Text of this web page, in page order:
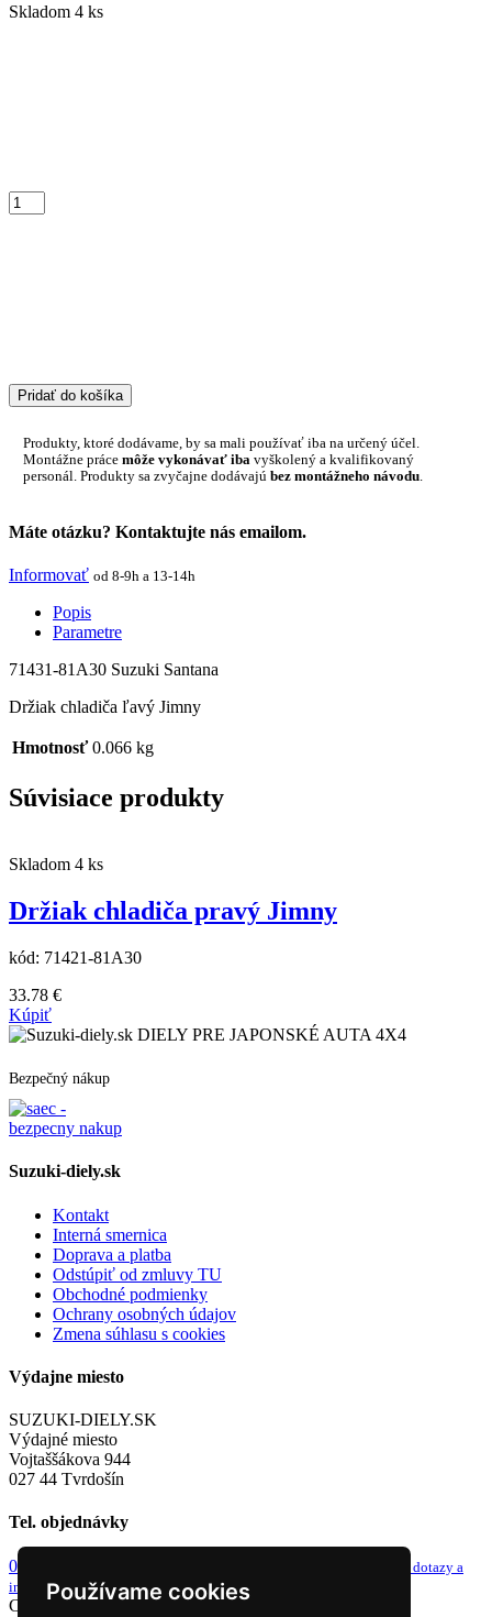
Používame cookies
Skladom 4 ks
Pridať do košíka
Produkty, ktoré dodávame, by sa mali používať iba na určený účel.
Montážne práce môže vykonávať iba vyškolený a kvalifikovaný
personál. Produkty sa zvyčajne dodávajú bez montážneho návodu
Máte otázku? Kontaktujte nás emailom.
Informovať od 8-9h a 13-14h
Popis
Parametre
71431-81A30 Suzuki Santana
Držiak chladiča ľavý Jimny
Hmotnosť 0.066 kg
Súvisiace produkty
Skladom 4 ks
Držiak chladiča pravý Jimny
kód: 71421-81A30
33.78 €
Kúpiť
DIELY PRE JAPONSKÉ AUTA 4X4
Bezpečný nákup
Suzuki-diely.sk
Kontakt
Interná smernica
Doprava a platba
Odstúpiť od zmluvy TU
Obchodné podmienky
Ochrany osobných údajov
Zmena súhlasu s cookies
Výdajne miesto
SUZUKI-DIELY.SK
Výdajné miesto
Vojtaššákova 944
027 44 Tvrdošín
Tel. objednávky
0949 243 982
email pre dotazy a
iné
Copyright © 2026 Suzuki diely. Všetky práva vyhradené.